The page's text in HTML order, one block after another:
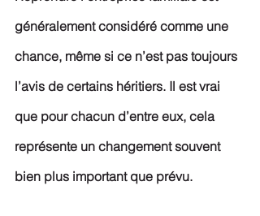
généralement considéré comme une
chance, même si ce n’est pas toujours
l’avis de certains héritiers. Il est vrai
que pour chacun d’entre eux, cela
représente un changement souvent
bien plus important que prévu.